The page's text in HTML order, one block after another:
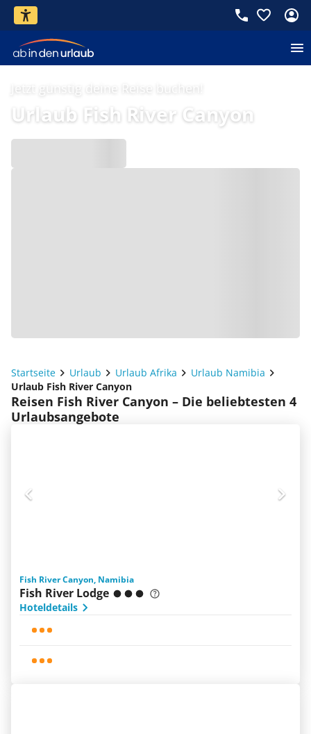
Jetzt günstig deine Reise buchen!
Urlaub Fish River Canyon
Startseite Urlaub Urlaub Afrika
Urlaub Namibia
Urlaub Fish River Canyon
Reisen Fish River Canyon – Die beliebtesten 4
Urlaubsangebote
Fish River Canyon, Namibia
Fish River Lodge
Hoteldetails